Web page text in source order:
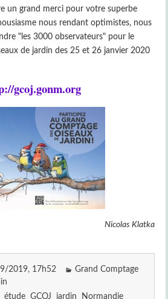
un grand merci pour votre superbe
nous rendant optimistes, nous
"les 3000 observateurs" pour le
de jardin des 25 et 26 janvier 2020
gcoj.gonm.org
Nicolas Klatka
2019, 17h52
Grand Comptage
étude GCOJ jardin Normandie